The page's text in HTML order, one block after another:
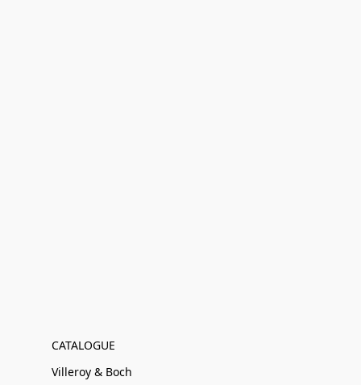
CATALOGUE
Villeroy & Boch